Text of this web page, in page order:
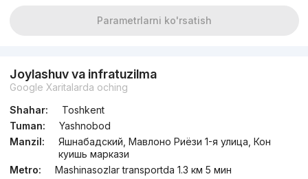
Parametrlarni ko'rsatish
Joylashuv va infratuzilma
Google Xaritalarda oching
Shahar:
Toshkent
Tuman:
Yashnobod
Manzil:
Яшнабадский, Мавлоно Риёзи 1-я улица, Кон
куишь маркази
Metro:
Mashinasozlar transportda 1.3 км 5 мин